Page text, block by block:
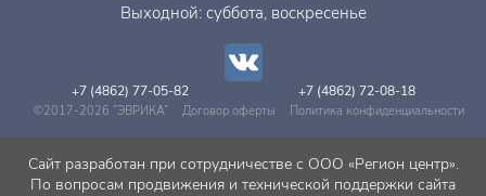
+7 (4862) 77-05-82 +7 (4862) 72-08-18
Выходной: суббота, воскресенье
©2017-2026 ”ЭВРИКА” Договор оферты Политика конфиденциальности
Сайт разработан при сотрудничестве с ООО «Регион центр».
По вопросам продвижения и технической поддержки сайта